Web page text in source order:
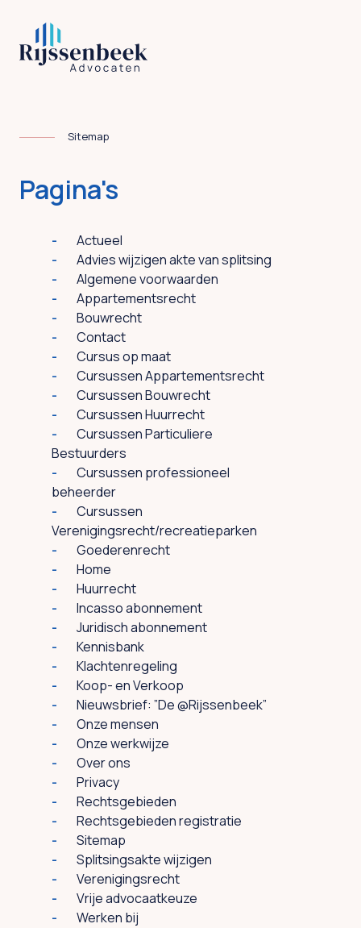
Sitemap
Pagina's
Actueel
Advies wijzigen akte van splitsing
Algemene voorwaarden
Appartementsrecht
Bouwrecht
Contact
Cursus op maat
Cursussen Appartementsrecht
Cursussen Bouwrecht
Cursussen Huurrecht
Cursussen Particuliere
Bestuurders
Cursussen professioneel
beheerder
Cursussen
Verenigingsrecht/recreatieparken
Goederenrecht
Home
Huurrecht
Incasso abonnement
Juridisch abonnement
Kennisbank
Klachtenregeling
Koop- en Verkoop
Nieuwsbrief: ”De @Rijssenbeek”
Onze mensen
Onze werkwijze
Over ons
Privacy
Rechtsgebieden
Rechtsgebieden registratie
Sitemap
Splitsingsakte wijzigen
Verenigingsrecht
Vrije advocaatkeuze
Werken bij